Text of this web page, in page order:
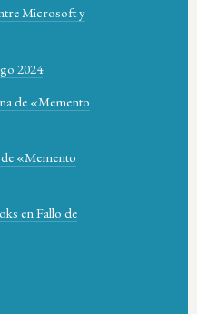
Microsoft y
2024
de «Memento
«Memento
en Fallo de